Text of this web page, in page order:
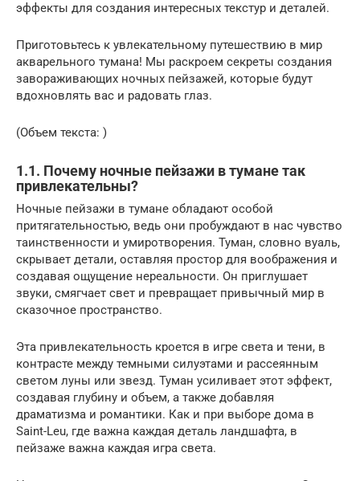
эффекты для создания интересных текстур и деталей.
Приготовьтесь к увлекательному путешествию в мир
акварельного тумана! Мы раскроем секреты создания
завораживающих ночных пейзажей, которые будут
вдохновлять вас и радовать глаз.
(Объем текста: )
1.1. Почему ночные пейзажи в тумане так
привлекательны?
Ночные пейзажи в тумане обладают особой
притягательностью, ведь они пробуждают в нас чувство
таинственности и умиротворения. Туман, словно вуаль,
скрывает детали, оставляя простор для воображения и
создавая ощущение нереальности. Он приглушает
звуки, смягчает свет и превращает привычный мир в
сказочное пространство.
Эта привлекательность кроется в игре света и тени, в
контрасте между темными силуэтами и рассеянным
светом луны или звезд. Туман усиливает этот эффект,
создавая глубину и объем, а также добавляя
драматизма и романтики. Как и при выборе дома в
Saint-Leu, где важна каждая деталь ландшафта, в
пейзаже важна каждая игра света.